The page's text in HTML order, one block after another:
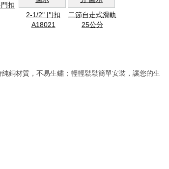
扣
2-1/2" 門扣
A18021
二節自走式滑軌
25公分
銅材質，不易生鏽；輕輕鬆鬆簡單安裝，讓您的生